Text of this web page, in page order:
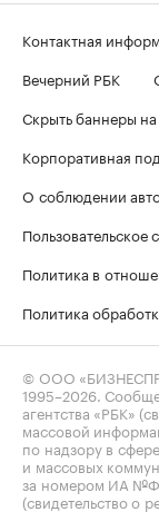
Контактная
Вечерний РБК
Скрыть баннеры
Корпоративная
О соблюдении
Пользовательское
Политика в
Политика
© ООО
1995–2026 .
агентства «РБК»
массовой
по надзору в
и массовых
за номером ИА
(свидетельство о